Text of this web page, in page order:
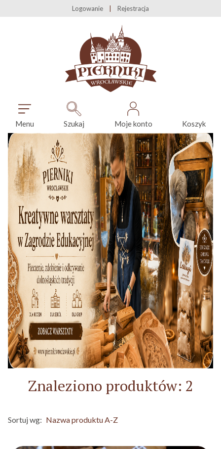
Logowanie Rejestracja
Menu Szukaj Moje konto Koszyk
Znaleziono produktów: 2
Sortuj wg: Nazwa produktu A-Z